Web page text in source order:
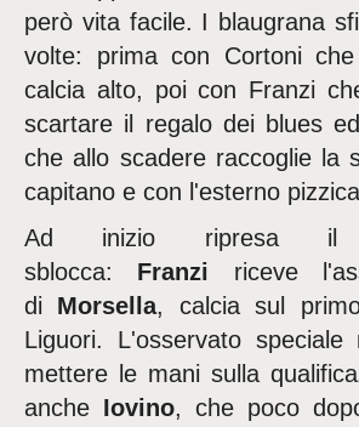
però vita facile. I blaugrana
volte: prima con Cortoni
calcia alto, poi con Franzi
scartare il regalo dei blues
che allo scadere raccoglie la
capitano e con l'esterno
Ad inizio ripresa
sblocca: Franzi riceve
di Morsella, calcia sul
Liguori. L'osservato
mettere le mani sulla
anche Iovino, che poco